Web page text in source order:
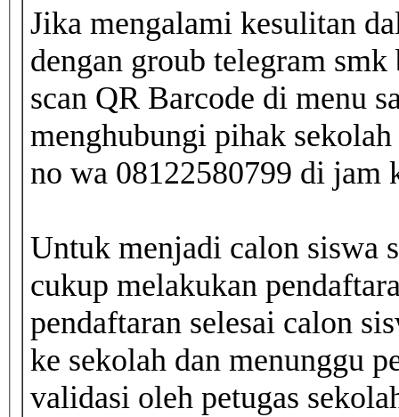
Jika mengalami kesulitan
dengan groub telegram
scan QR Barcode di menu
menghubungi pihak
no wa 08122580799 di jam
Untuk menjadi calon siswa
cukup melakukan
pendaftaran selesai calon
ke sekolah dan menunggu
validasi oleh petugas